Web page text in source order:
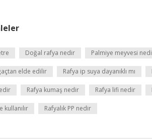
Doğal rafya nedir Palmiye meyvesi
elde edilir Rafya ip suya dayanıklı mı
Rafya kumaş nedir Rafya lifi nedir
kullanılır Rafyalık PP nedir